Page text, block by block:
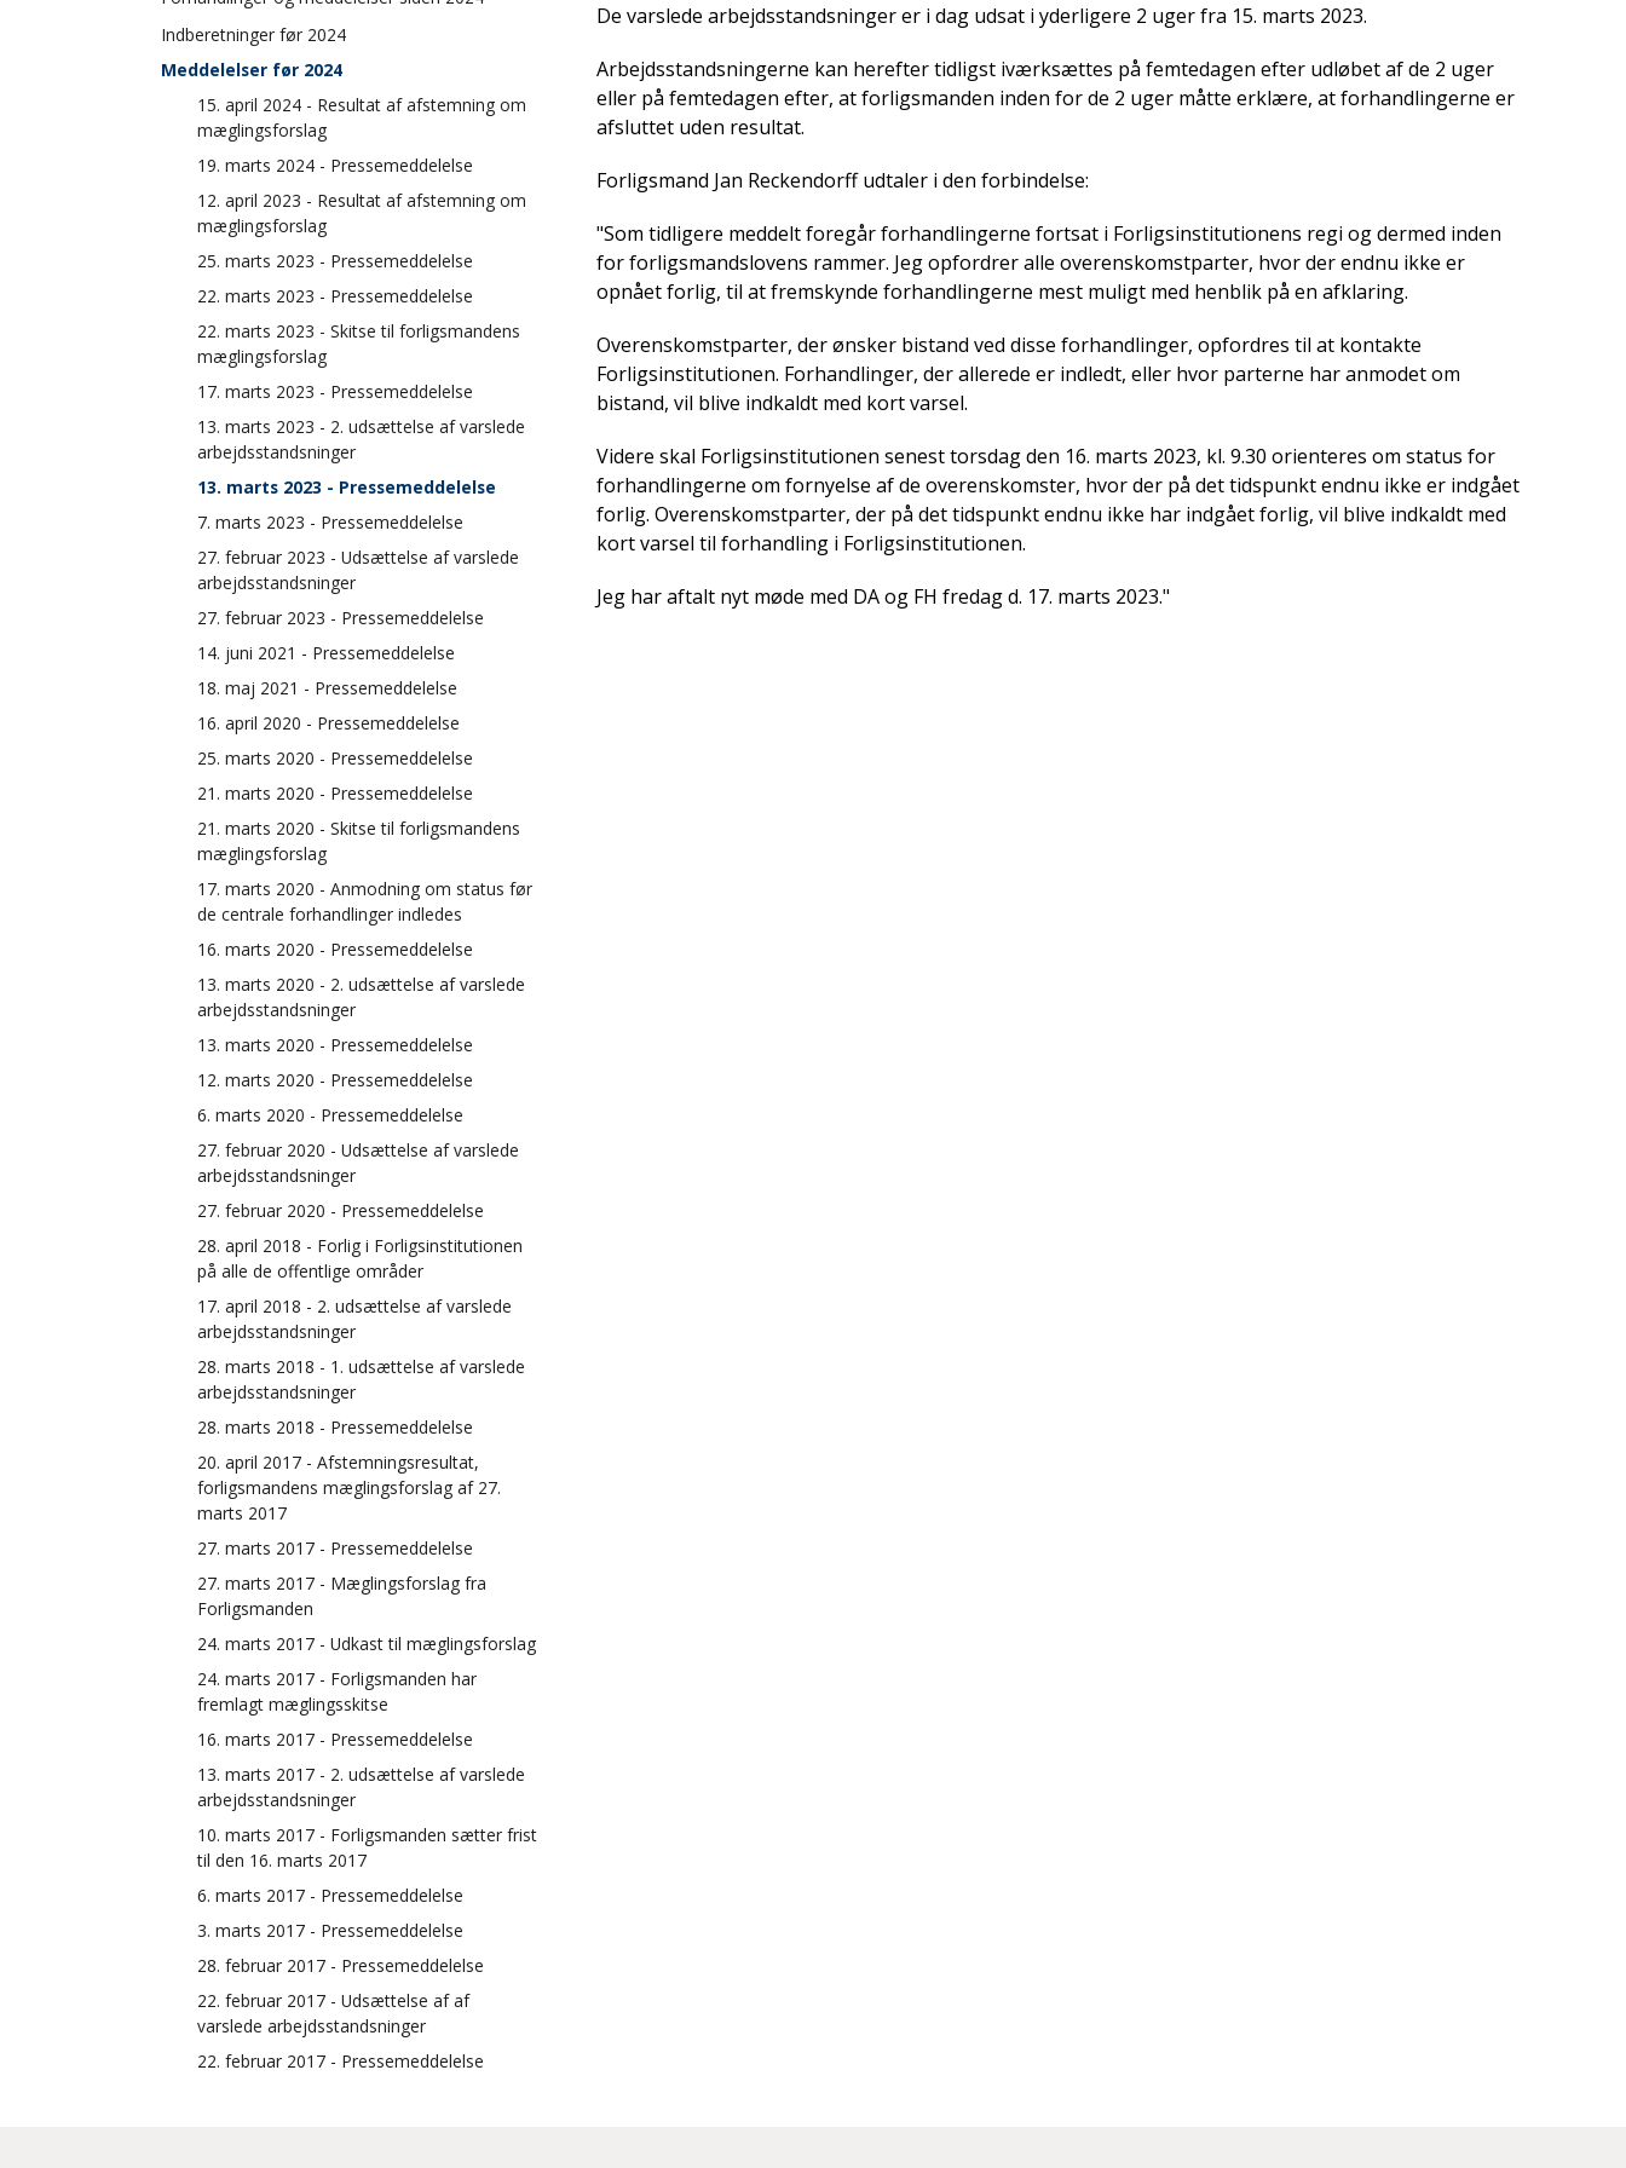
Forhandlinger og meddelelser 2026
Forhandlinger og meddelelser 2025
Forhandlinger og meddelelser 2024
Indberetninger før 2024
Meddelelser før 2024
15. april 2024 - Resultat af afstemning om
mæglingsforslag
19. marts 2024 - Pressemeddelelse
12. april 2023 - Resultat af afstemning om
mæglingsforslag
25. marts 2023 - Pressemeddelelse
22. marts 2023 - Pressemeddelelse
22. marts 2023 - Skitse til forligsmandens
mæglingsforslag
17. marts 2023 - Pressemeddelelse
13. marts 2023 - 2. udsættelse af varslede
arbejdsstandsninger
13. marts 2023 - Pressemeddelelse
7. marts 2023 - Pressemeddelelse
27. februar 2023 - Udsættelse af varslede
arbejdsstandsninger
27. februar 2023 - Pressemeddelelse
14. juni 2021 - Pressemeddelelse
18. maj 2021 - Pressemeddelelse
16. april 2020 - Pressemeddelelse
25. marts 2020 - Pressemeddelelse
21. marts 2020 - Pressemeddelelse
21. marts 2020 - Skitse til forligsmandens
mæglingsforslag
17. marts 2020 - Anmodning om status før
de centrale forhandlinger indledes
16. marts 2020 - Pressemeddelelse
13. marts 2020 - 2. udsættelse af varslede
arbejdsstandsninger
13. marts 2020 - Pressemeddelelse
12. marts 2020 - Pressemeddelelse
6. marts 2020 - Pressemeddelelse
27. februar 2020 - Udsættelse af varslede
arbejdsstandsninger
27. februar 2020 - Pressemeddelelse
28. april 2018 - Forlig i Forligsinstitutionen
på alle de offentlige områder
17. april 2018 - 2. udsættelse af varslede
arbejdsstandsninger
28. marts 2018 - 1. udsættelse af varslede
arbejdsstandsninger
28. marts 2018 - Pressemeddelelse
20. april 2017 - Afstemningsresultat,
forligsmandens mæglingsforslag af 27.
marts 2017
27. marts 2017 - Pressemeddelelse
27. marts 2017 - Mæglingsforslag fra
Forligsmanden
24. marts 2017 - Udkast til mæglingsforslag
24. marts 2017 - Forligsmanden har
fremlagt mæglingsskitse
16. marts 2017 - Pressemeddelelse
13. marts 2017 - 2. udsættelse af varslede
arbejdsstandsninger
10. marts 2017 - Forligsmanden sætter frist
til den 16. marts 2017
6. marts 2017 - Pressemeddelelse
3. marts 2017 - Pressemeddelelse
28. februar 2017 - Pressemeddelelse
22. februar 2017 - Udsættelse af af
varslede arbejdsstandsninger
22. februar 2017 - Pressemeddelelse
De varslede arbejdsstandsninger er i dag udsat i yderligere 2 uger fra 15. marts 2023.
Arbejdsstandsningerne kan herefter tidligst iværksættes på femtedagen efter udløbet af de 2 uger
eller på femtedagen efter, at forligsmanden inden for de 2 uger måtte erklære, at forhandlingerne er
afsluttet uden resultat.
Forligsmand Jan Reckendorff udtaler i den forbindelse:
"Som tidligere meddelt foregår forhandlingerne fortsat i Forligsinstitutionens regi og dermed inden
for forligsmandslovens rammer. Jeg opfordrer alle overenskomstparter, hvor der endnu ikke er
opnået forlig, til at fremskynde forhandlingerne mest muligt med henblik på en afklaring.
Overenskomstparter, der ønsker bistand ved disse forhandlinger, opfordres til at kontakte
Forligsinstitutionen. Forhandlinger, der allerede er indledt, eller hvor parterne har anmodet om
bistand, vil blive indkaldt med kort varsel.
Videre skal Forligsinstitutionen senest torsdag den 16. marts 2023, kl. 9.30 orienteres om status for
forhandlingerne om fornyelse af de overenskomster, hvor der på det tidspunkt endnu ikke er indgået
forlig. Overenskomstparter, der på det tidspunkt endnu ikke har indgået forlig, vil blive indkaldt med
kort varsel til forhandling i Forligsinstitutionen.
Jeg har aftalt nyt møde med DA og FH fredag d. 17. marts 2023."